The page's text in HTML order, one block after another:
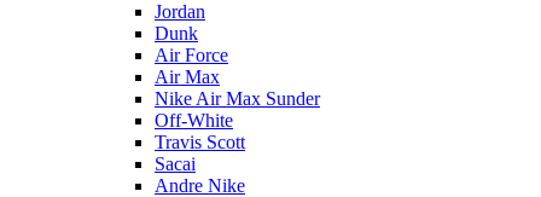
Jordan
Dunk
Air Force
Air Max
Nike Air Max Sunder
Off-White
Travis Scott
Sacai
Andre Nike